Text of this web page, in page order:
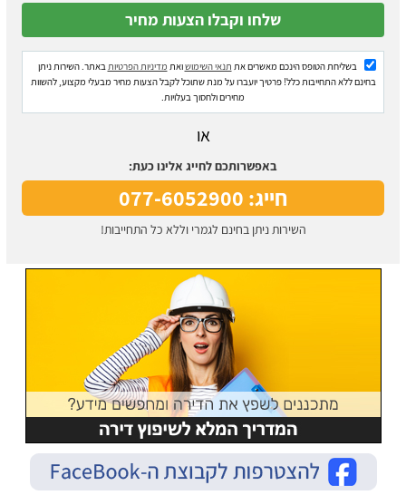
בשליחת הטופס הינכם מאשרים את תנאי השימושואת מדיניות הפרטיות באתר. השירות ניתן
בחינם ללא התחייבות כלל! פרטיך יועברו על מנת שתוכל לקבל הצעות מחיר מבעלי מקצוע, להשוות
מחירים ולחסוך בעלויות.
או
באפשרותכם לחייג אלינו כעת:
חייג: 077-6052900
השירות ניתן בחינם לגמרי וללא כל התחייבות!